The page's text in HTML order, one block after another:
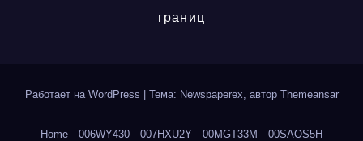
границ
Работает на WordPress Тема: Newspaperex, автор Themeansar
Home 006WY430 007HXU2Y 00MGT33M 00SAOS5H